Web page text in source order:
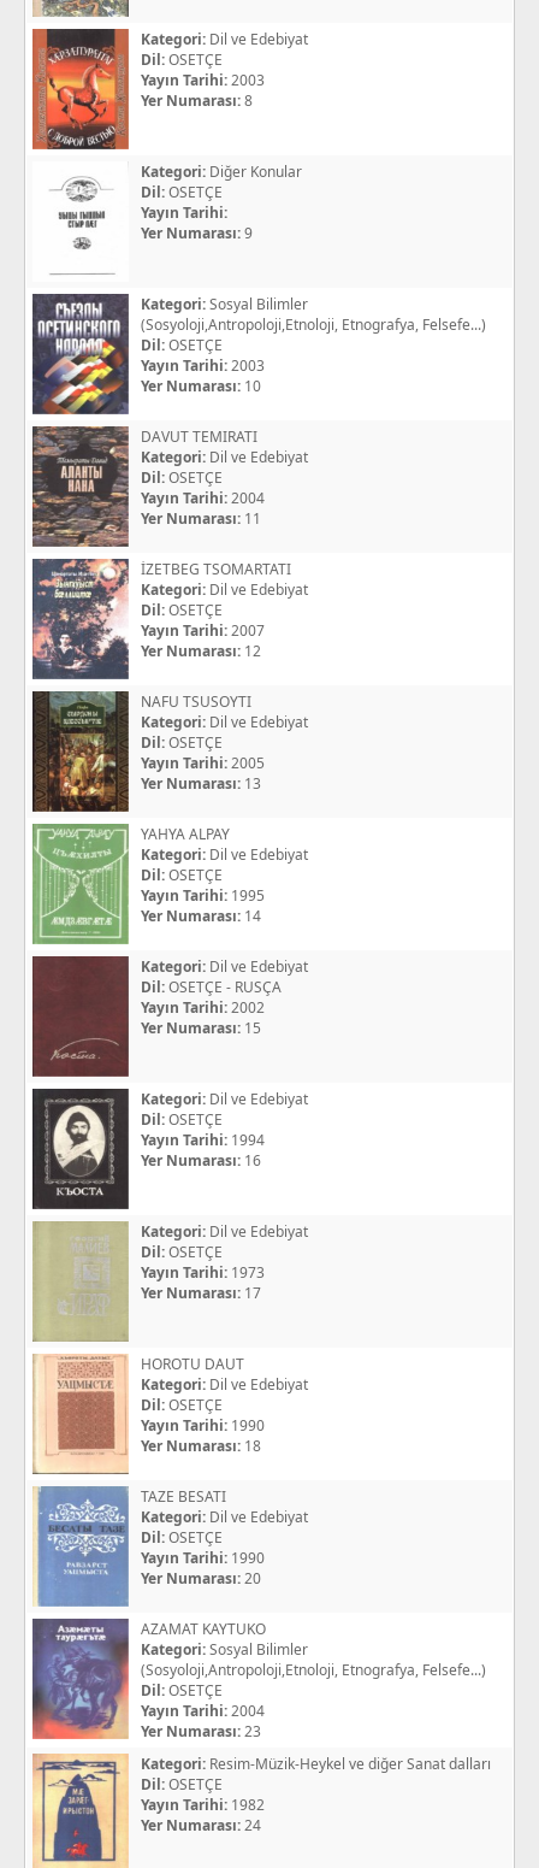
Kategori: Dil ve Edebiyat
Dil:OSETÇE
Yayın Tarihi:2003
Yer Numarası:8
Kategori: Diğer Konular
Dil:OSETÇE
Yayın Tarihi:
Yer Numarası:9
Kategori:Sosyal Bilimler
(Sosyoloji,Antropoloji,Etnoloji, Etnografya, Felsefe...)
Dil:OSETÇE
Yayın Tarihi:2003
Yer Numarası: 10
DAVUT TEMIRATI
Kategori: Dil ve Edebiyat
Dil:OSETÇE
Yayın Tarihi:2004
Yer Numarası: 11
İZETBEG TSOMARTATI
Kategori: Dil ve Edebiyat
Dil:OSETÇE
Yayın Tarihi:2007
Yer Numarası: 12
NAFU TSUSOYTI
Kategori: Dil ve Edebiyat
Dil:OSETÇE
Yayın Tarihi:2005
Yer Numarası: 13
YAHYA ALPAY
Kategori: Dil ve Edebiyat
Dil:OSETÇE
Yayın Tarihi: 1995
Yer Numarası: 14
Kategori: Dil ve Edebiyat
Dil:OSETÇE - RUSÇA
Yayın Tarihi:2002
Yer Numarası: 15
Kategori: Dil ve Edebiyat
Dil:OSETÇE
Yayın Tarihi: 1994
Yer Numarası: 16
Kategori: Dil ve Edebiyat
Dil:OSETÇE
Yayın Tarihi: 1973
Yer Numarası: 17
HOROTU DAUT
Kategori: Dil ve Edebiyat
Dil:OSETÇE
Yayın Tarihi: 1990
Yer Numarası: 18
TAZE BESATI
Kategori: Dil ve Edebiyat
Dil:OSETÇE
Yayın Tarihi: 1990
Yer Numarası:20
AZAMAT KAYTUKO
Kategori:Sosyal Bilimler
(Sosyoloji,Antropoloji,Etnoloji, Etnografya, Felsefe...)
Dil:OSETÇE
Yayın Tarihi:2004
Yer Numarası:23
Kategori: Resim-Müzik-Heykel ve diğer Sanat dalları
Dil:OSETÇE
Yayın Tarihi: 1982
Yer Numarası:24